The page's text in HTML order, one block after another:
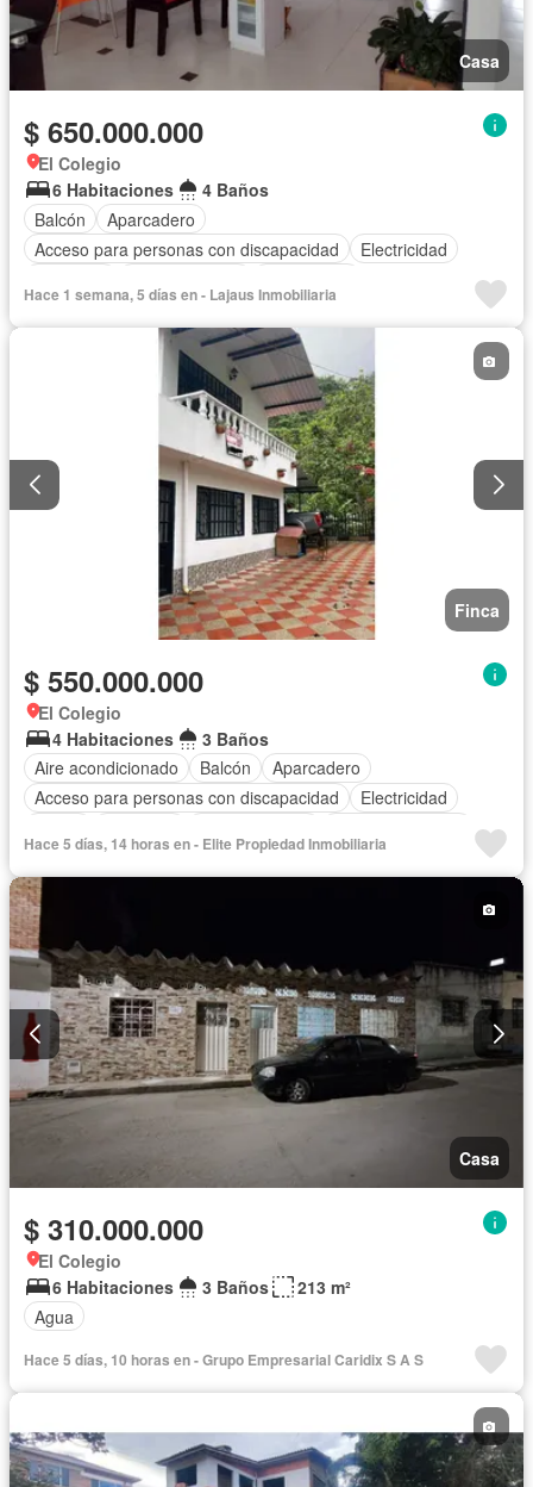
Casa
$ 650.000.000
El Colegio
6 Habitaciones
4 Baños
Balcón
Aparcadero
Acceso para personas con discapacidad
Electricidad
Vista panorámica
Seguridad privada
Hace 1 semana, 5 días en - Lajaus Inmobiliaria
Finca
$ 550.000.000
El Colegio
4 Habitaciones
3 Baños
Aire acondicionado
Balcón
Aparcadero
Acceso para personas con discapacidad
Electricidad
Agua
Patio
Hace 5 días, 14 horas en - Elite Propiedad Inmobiliaria
Casa
$ 310.000.000
El Colegio
6 Habitaciones
3 Baños
213 m²
Agua
Hace 5 días, 10 horas en - Grupo Empresarial Caridix S A S